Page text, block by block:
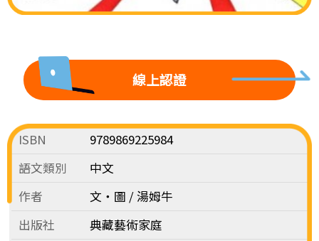
線上認證
ISBN
9789869225984
語文類別
中文
作者
文‧圖 / 湯姆牛
出版社
典藏藝術家庭